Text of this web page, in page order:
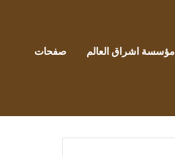
مؤسسة اشراق العالم صفحات